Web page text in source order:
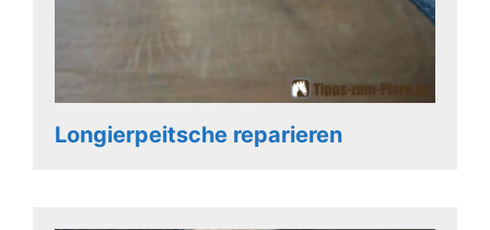
Longierpeitsche reparieren